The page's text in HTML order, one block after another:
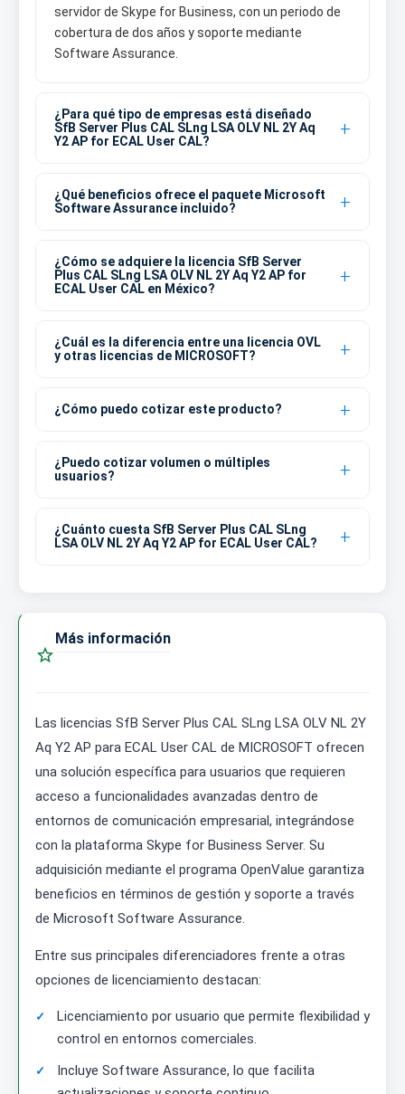
servidor de Skype for Business, con un periodo de
cobertura de dos años y soporte mediante
Software Assurance.
¿Para qué tipo de empresas está diseñado
SfB Server Plus CAL SLng LSA OLV NL 2Y Aq
Y2 AP for ECAL User CAL?
¿Qué beneficios ofrece el paquete Microsoft
Software Assurance incluido?
¿Cómo se adquiere la licencia SfB Server
Plus CAL SLng LSA OLV NL 2Y Aq Y2 AP for
ECAL User CAL en México?
¿Cuál es la diferencia entre una licencia OVL
y otras licencias de MICROSOFT?
¿Cómo puedo cotizar este producto?
¿Puedo cotizar volumen o múltiples
usuarios?
¿Cuánto cuesta SfB Server Plus CAL SLng
LSA OLV NL 2Y Aq Y2 AP for ECAL User CAL?

Más información
Las licencias SfB Server Plus CAL SLng LSA OLV NL 2Y
Aq Y2 AP para ECAL User CAL de MICROSOFT ofrecen
una solución específica para usuarios que requieren
acceso a funcionalidades avanzadas dentro de
entornos de comunicación empresarial, integrándose
con la plataforma Skype for Business Server. Su
adquisición mediante el programa OpenValue garantiza
beneficios en términos de gestión y soporte a través
de Microsoft Software Assurance.
Entre sus principales diferenciadores frente a otras
opciones de licenciamiento destacan:
Licenciamiento por usuario que permite flexibilidad y
control en entornos comerciales.
Incluye Software Assurance, lo que facilita